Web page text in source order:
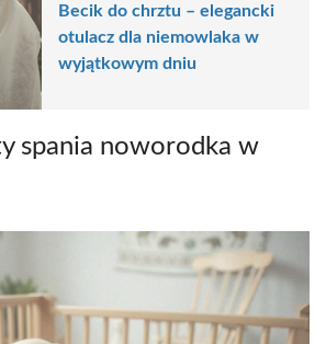
Becik do chrztu – elegancki
otulacz dla niemowlaka w
wyjątkowym dniu
spania noworodka w